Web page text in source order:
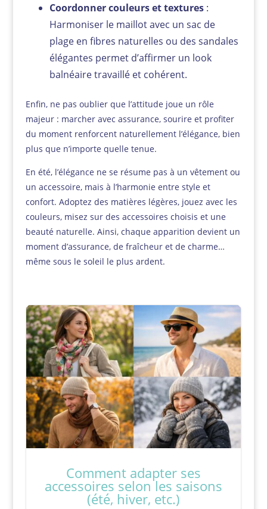
Coordonner couleurs et textures:
Harmoniser le maillot avec un sac de
plage en fibres naturelles ou des sandales
élégantes permet d’affirmer un look
balnéaire travaillé et cohérent.
Enfin, ne pas oublier que l’attitude joue un rôle
majeur : marcher avec assurance, sourire et profiter
du moment renforcent naturellement l’élégance, bien
plus que n’importe quelle tenue.
En été, l’élégance ne se résume pas à un vêtement ou
un accessoire, mais à l’harmonie entre style et
confort. Adoptez des matières légères, jouez avec les
couleurs, misez sur des accessoires choisis et une
beauté naturelle. Ainsi, chaque apparition devient un
moment d’assurance, de fraîcheur et de charme…
même sous le soleil le plus ardent.
Comment adapter ses
accessoires selon les saisons
(été, hiver, etc.)